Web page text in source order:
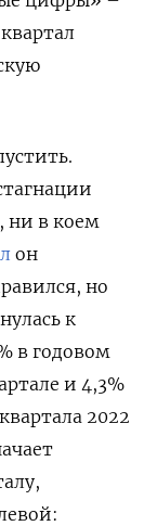
ни в коем
он
но
к
в годовом
и 4,3%
2022